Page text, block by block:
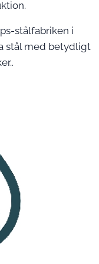
stålfabriken i
stål med betydligt